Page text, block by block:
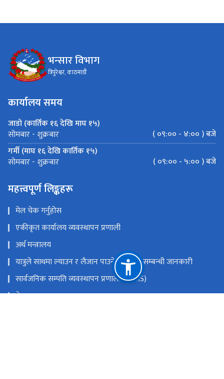
भन्सार विभाग
त्रिपुरेश्वर, काठमाडौं
कार्यालय समय
जाडो (कार्तिक १६ देखि माघ १५)
सोमबार - शुक्रबार
( ०९:०० - ४:०० ) बजे
गर्मी (माघ १६ देखि कार्तिक १५)
सोमबार - शुक्रबार ( ०९:०० - ५:०० ) बजे
महत्त्वपूर्ण लिङ्कहरू
मेल चेक गर्नुहोस
एकीकृत कार्यालय व्यवस्थापन प्रणाली
अर्थ मन्त्रालय
यात्रुले साथमा ल्याउन र लैजान पाउने मालवस्तु सम्बन्धी जानकारी
सार्वजनिक सम्पति व्यवस्थापन प्रणाली (PAMS)
नेपाल राजपत्र